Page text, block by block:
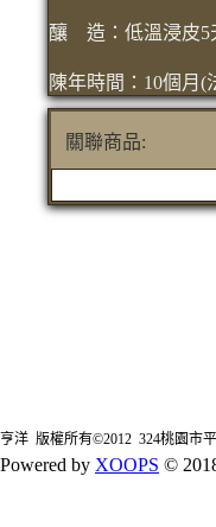
釀 造：低溫浸皮5
陳年時間：10個月(
關聯商品:
亨洋 版權所有©2012 324桃園市
Powered by XOOPS ©